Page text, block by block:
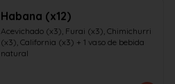
Habana (x12)
Acevichado (x3), Furai (x3), Chimichurri
(x3), California (x3) + 1 vaso de bebida
natural